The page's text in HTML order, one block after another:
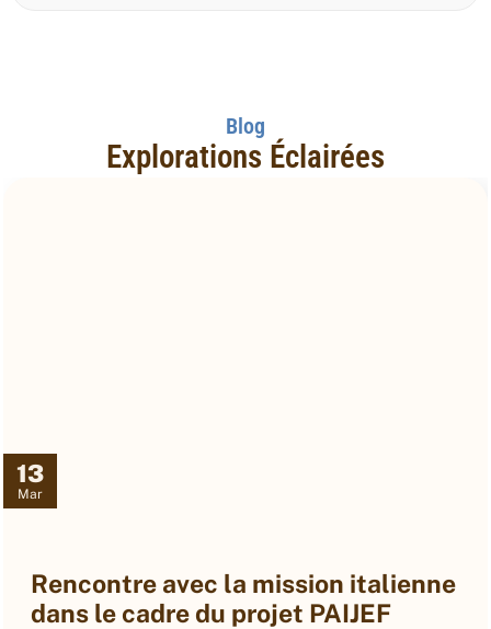
Blog
Explorations Éclairées
13
Mar
Retour sur la 4ᵉ édition du Forum de
la PME Sénégalaise 2025 à Dakar !